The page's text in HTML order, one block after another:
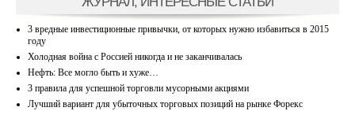
3 вредные инвестиционные привычки, от которых нужно избавиться в 2015
году
Холодная война с Россией никогда и не заканчивалась
Нефть: Все могло быть и хуже…
3 правила для успешной торговли мусорными акциями
Лучший вариант для убыточных торговых позиций на рынке Форекс